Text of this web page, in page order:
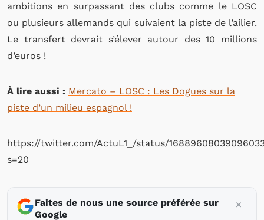
ambitions en surpassant des clubs comme le LOSC
ou plusieurs allemands qui suivaient la piste de l’ailier.
Le transfert devrait s’élever autour des 10 millions
d’euros !
À lire aussi : Mercato – LOSC : Les Dogues sur la
piste d’un milieu espagnol !
https://twitter.com/ActuL1_/status/
s=20
Faites de nous une source préférée sur
Google